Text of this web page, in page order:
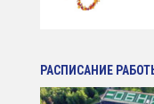
РАСПИСАНИЕ